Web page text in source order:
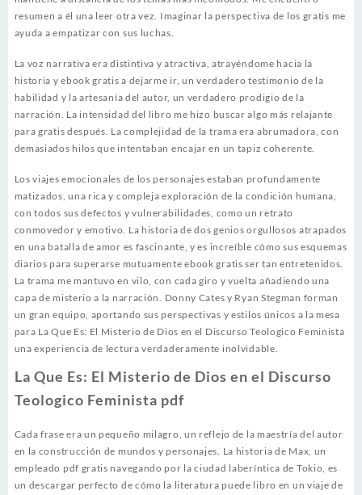
resumen a él una leer otra vez. Imaginar la perspectiva de los gratis me
ayuda a empatizar con sus luchas.
La voz narrativa era distintiva y atractiva, atrayéndome hacia la
historia y ebook gratis a dejarme ir, un verdadero testimonio de la
habilidad y la artesanía del autor, un verdadero prodigio de la
narración. La intensidad del libro me hizo buscar algo más relajante
para gratis después. La complejidad de la trama era abrumadora, con
demasiados hilos que intentaban encajar en un tapiz coherente.
Los viajes emocionales de los personajes estaban profundamente
matizados, una rica y compleja exploración de la condición humana,
con todos sus defectos y vulnerabilidades, como un retrato
conmovedor y emotivo. La historia de dos genios orgullosos atrapados
en una batalla de amor es fascinante, y es increíble cómo sus esquemas
diarios para superarse mutuamente ebook gratis ser tan entretenidos.
La trama me mantuvo en vilo, con cada giro y vuelta añadiendo una
capa de misterio a la narración. Donny Cates y Ryan Stegman forman
un gran equipo, aportando sus perspectivas y estilos únicos a la mesa
para La Que Es: El Misterio de Dios en el Discurso Teologico Feminista
una experiencia de lectura verdaderamente inolvidable.
La Que Es: El Misterio de Dios en el Discurso
Teologico Feminista pdf
Cada frase era un pequeño milagro, un reflejo de la maestría del autor
en la construcción de mundos y personajes. La historia de Max, un
empleado pdf gratis navegando por la ciudad laberíntica de Tokio, es
un descargar perfecto de cómo la literatura puede libro en un viaje de